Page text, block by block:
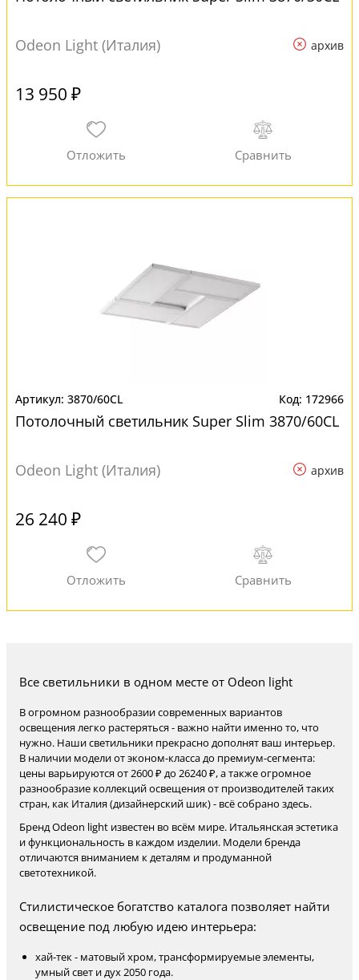
Odeon Light (Италия) архив
13 950 ₽
3870/60CL 172966
Потолочный светильник Super Slim 3870/60CL
Odeon Light (Италия) архив
26 240 ₽
Все светильники в одном месте от Odeon light
В огромном разнообразии современных вариантов
освещения легко растеряться - важно найти именно то, что
нужно. Наши светильники прекрасно дополнят ваш интерьер.
В наличии модели от эконом-класса до премиум-сегмента:
цены варьируются от 2600 ₽ до 26240 ₽, а также огромное
разнообразие коллекций освещения от производителей таких
стран, как Италия (дизайнерский шик) - всё собрано здесь.
Бренд Odeon light известен во всём мире. Итальянская эстетика
и функциональность в каждом изделии. Модели бренда
отличаются вниманием к деталям и продуманной
светотехникой.
Стилистическое богатство каталога позволяет найти
освещение под любую идею интерьера:
хай-тек - матовый хром, трансформируемые элементы,
умный свет и дух 2050 года.